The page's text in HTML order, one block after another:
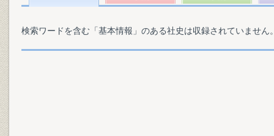
検索ワードを含む「基本情報」のある社史は収録されていません